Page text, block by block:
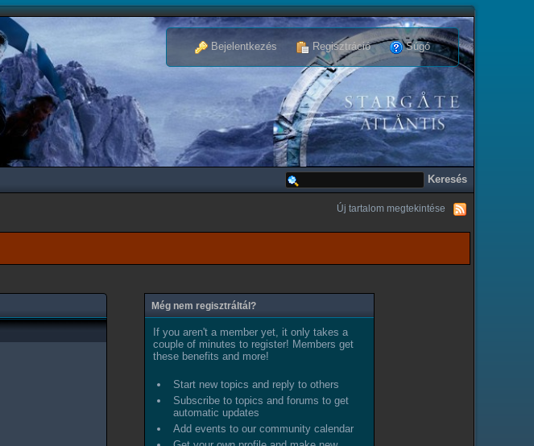
Bejelentkezés Regisztráció Súgó
Új tartalom megtekintése
Még nem regisztráltál?
If you aren't a member yet, it only takes a
couple of minutes to register! Members get
these benefits and more!
Start new topics and reply to others
Subscribe to topics and forums to get
automatic updates
Add events to our community calendar